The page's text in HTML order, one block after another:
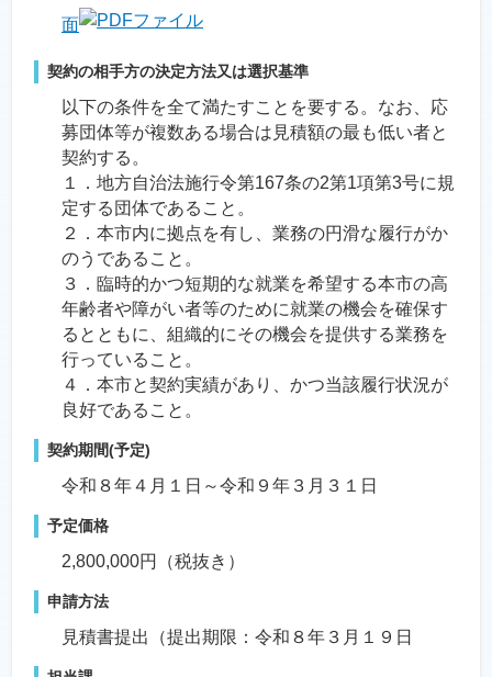
面
契約の相手方の決定方法又は選択基準
以下の条件を全て満たすことを要する。なお、応
募団体等が複数ある場合は見積額の最も低い者と
契約する。
１．地方自治法施行令第167条の2第1項第3号に規
定する団体であること。
２．本市内に拠点を有し、業務の円滑な履行がか
のうであること。
３．臨時的かつ短期的な就業を希望する本市の高
年齢者や障がい者等のために就業の機会を確保す
るとともに、組織的にその機会を提供する業務を
行っていること。
４．本市と契約実績があり、かつ当該履行状況が
良好であること。
契約期間(予定)
令和８年４月１日～令和９年３月３１日
予定価格
2,800,000円（税抜き）
申請方法
見積書提出（提出期限：令和８年３月１９日